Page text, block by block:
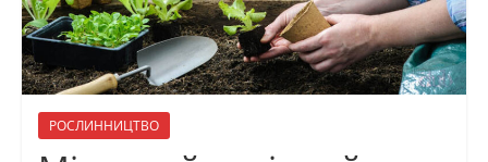
РОСЛИННИЦТВО